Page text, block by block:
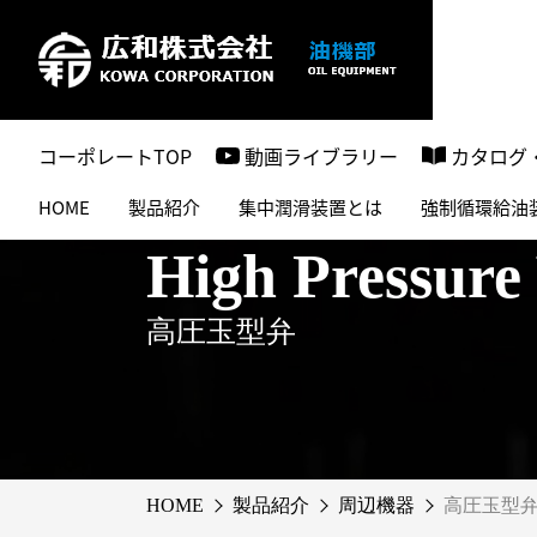
コーポレートTOP 動画ライブラリー カタログ
HOME 製品紹介 集中潤滑装置とは 強制循環給油
High Pressure
高圧玉型弁
HOME 製品紹介 周辺機器 高圧玉型